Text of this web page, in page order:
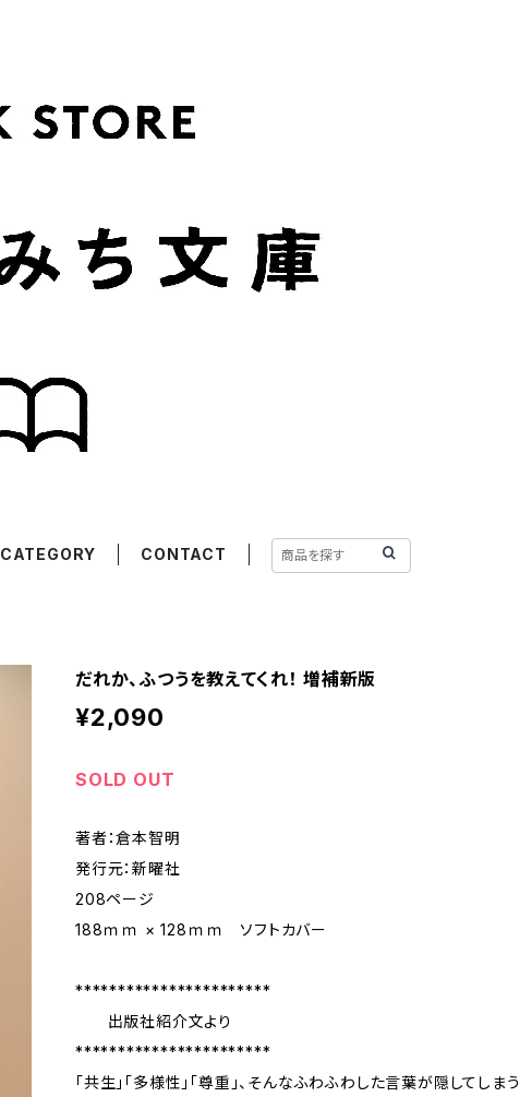
CATEGORY CONTACT
だれか、ふつうを教えてくれ！ 増補新版
¥2,090
SOLD OUT
著者：倉本智明
発行元：新曜社
208ページ
188ｍｍ × 128ｍｍ ソフトカバー
***********************
出版社紹介文より
***********************
「共生」「多様性」「尊重」、そんなふわふわした言葉が隠してしまう